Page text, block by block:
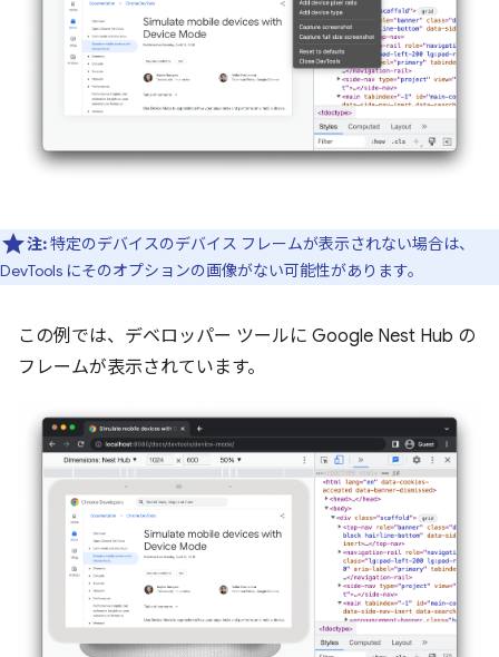
注:特定のデバイスのデバイス フレームが表示されない場合は、
DevTools にそのオプションの画像がない可能性があります。
この例では、デベロッパー ツールに Google Nest Hub の
フレームが表示されています。